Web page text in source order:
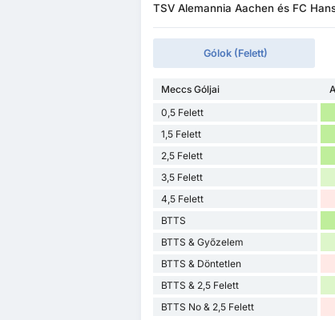
TSV Alemannia Aachen és FC
Gólok (Felett)
Meccs Góljai
0,5 Felett
1,5 Felett
2,5 Felett
3,5 Felett
4,5 Felett
BTTS
BTTS & Győzelem
BTTS & Döntetlen
BTTS & 2,5 Felett
BTTS No & 2,5 Felett